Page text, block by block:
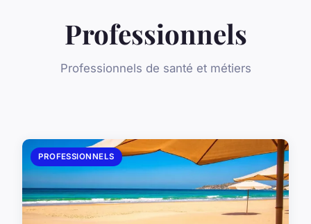
Professionnels
Professionnels de santé et métiers
PROFESSIONNELS